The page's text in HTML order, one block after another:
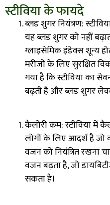
स्टीविया के फायदे
ब्लड शुगर नियंत्रण:
यह ब्लड शुगर को नहीं
ग्लाइसेमिक इंडेक्स शून्य
मरीजों के लिए सुरक्षित
गया है कि स्टीविया का
बढ़ती है और ब्लड शुगर लेवल
कैलोरी कम: स्टीविया में
लोगों के लिए आदर्श है
वजन को नियंत्रित
वजन बढ़ता है,जो
सकता है।